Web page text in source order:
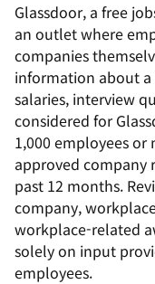
Glassdoor, a free
an outlet where
companies
information about
salaries, interview
considered for
1,000 employees or
approved company
past 12 months.
company,
workplace-related
solely on input
employees.